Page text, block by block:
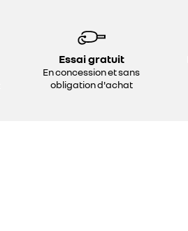
Essai gratuit
En concession et sans
obligation d'achat